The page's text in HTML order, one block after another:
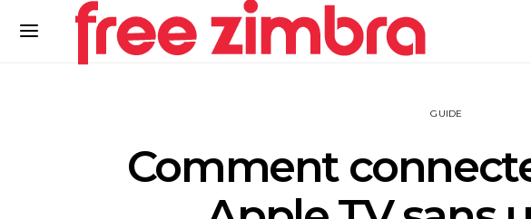
GUIDE
Comment